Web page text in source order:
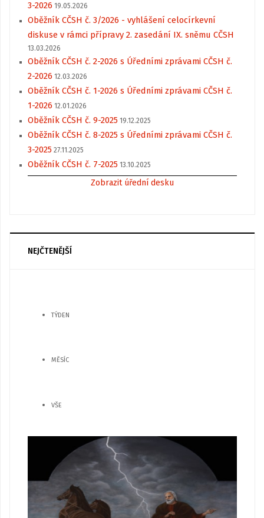
3-2026 19.05.2026
Oběžník CČSH č. 3/2026 - vyhlášení celocírkevní
diskuse v rámci přípravy 2. zasedání IX. sněmu CČSH
13.03.2026
Oběžník CČSH č. 2-2026 s Úředními zprávami CČSH č.
2-2026 12.03.2026
Oběžník CČSH č. 1-2026 s Úředními zprávami CČSH č.
1-2026 12.01.2026
Oběžník CČSH č. 9-2025 19.12.2025
Oběžník CČSH č. 8-2025 s Úředními zprávami CČSH č.
3-2025 27.11.2025
Oběžník CČSH č. 7-2025 13.10.2025
Zobrazit úřední desku
NEJČTENĚJŠÍ
TÝDEN
MĚSÍC
VŠE